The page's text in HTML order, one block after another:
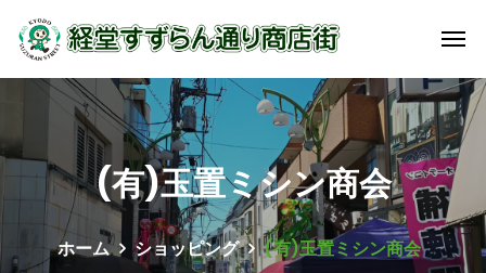
(有)玉置ミシン商会
ホーム ショッピング (有)玉置ミシン商会